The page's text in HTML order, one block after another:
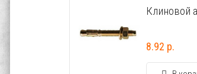
Клиновой
8.92 р.